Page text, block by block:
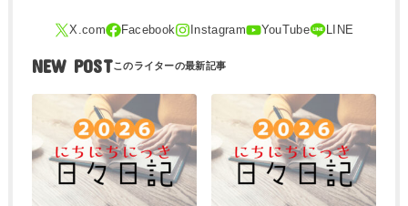
NEW POST